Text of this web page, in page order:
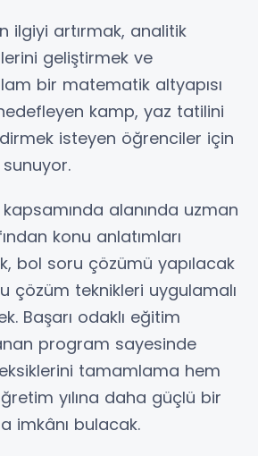
ilgiyi artırmak, analitik
geliştirmek ve
bir matematik altyapısı
kamp, yaz tatilini
isteyen öğrenciler için
alanında uzman
konu anlatımları
bol soru çözümü yapılacak
çözüm teknikleri uygulamalı
Başarı odaklı eğitim
program sayesinde
tamamlama hem
yılına daha güçlü bir
imkânı bulacak.